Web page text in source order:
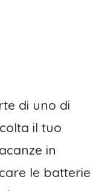
di uno di
il tuo
in
le batterie